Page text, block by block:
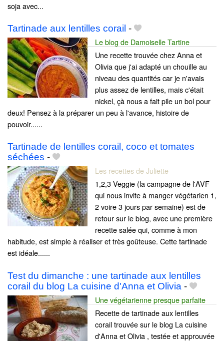
soja avec...
Tartinade aux lentilles corail -
Le blog de Damoiselle Tartine
Une recette trouvée chez Anna et
Olivia que j'ai adapté un chouille au
niveau des quantités car je n'avais
plus assez de lentilles, mais c'était
nickel, çà nous a fait pile un bol pour
deux! Pensez à la préparer un peu à l'avance, histoire de
pouvoir......
Tartinade de lentilles corail, coco et tomates
séchées -
Les recettes de Juliette
1,2,3 Veggie (la campagne de l'AVF
qui nous invite à manger végétarien 1,
2 voire 3 jours par semaine) est de
retour sur le blog, avec une première
recette salée qui, comme à mon
habitude, est simple à réaliser et très goûteuse. Cette tartinade
est idéale......
Test du dimanche : une tartinade aux lentilles
corail du blog La cuisine d'Anna et Olivia -
Une végétarienne presque parfaite
Recette de tartinade aux lentilles
corail trouvée sur le blog La cuisine
d'Anna et Olivia , testée et approuvée